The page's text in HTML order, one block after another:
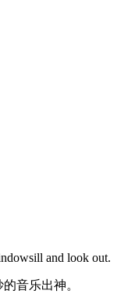
and look out.
音乐出神。